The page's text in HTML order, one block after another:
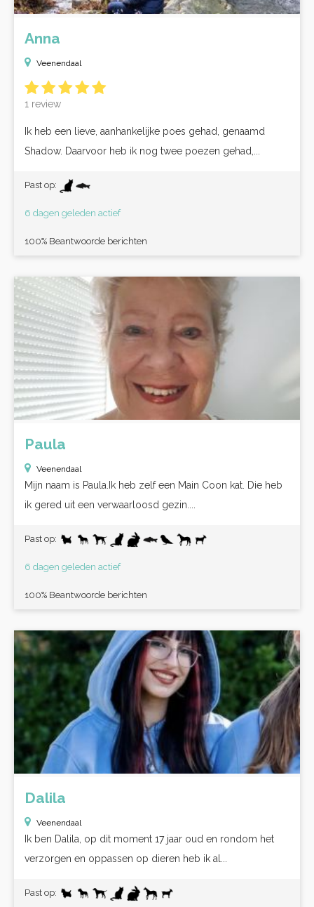
Anna
Veenendaal
1 review
Ik heb een lieve, aanhankelijke poes gehad, genaamd
Shadow. Daarvoor heb ik nog twee poezen gehad,...
Past op:
6 dagen geleden actief
100% Beantwoorde berichten
Paula
Veenendaal
Mijn naam is Paula.Ik heb zelf een Main Coon kat. Die heb
ik gered uit een verwaarloosd gezin....
Past op:
6 dagen geleden actief
100% Beantwoorde berichten
Dalila
Veenendaal
Ik ben Dalila, op dit moment 17 jaar oud en rondom het
verzorgen en oppassen op dieren heb ik al...
Past op: